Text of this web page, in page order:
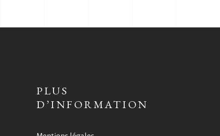
PLUS
D’INFORMATION